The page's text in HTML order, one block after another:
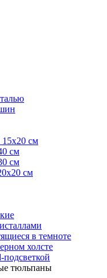
см
см
см
см
в темноте
холсте
тюльпаны